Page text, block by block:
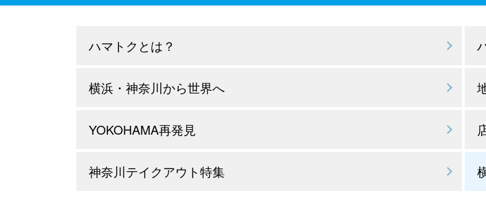
ハマトクとは？
横浜・神奈川から世界へ
YOKOHAMA再発見
神奈川テイクアウト特集